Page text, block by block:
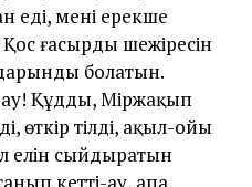
еді, менің ерекше
ғасырдың шежіресін
болатын.
ау! Құдды, Міржақып
өткір тілді, ақыл-ойы
елін сыйдыратын